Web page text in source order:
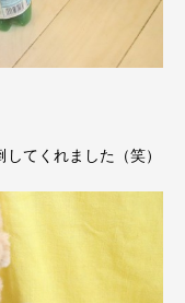
てくれました（笑）